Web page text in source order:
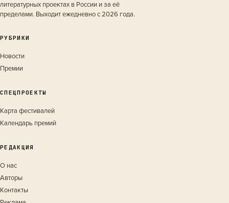
литературных проектах в России и за её
пределами. Выходит ежедневно с 2026 года.
РУБРИКИ
Новости
Премии
СПЕЦПРОЕКТЫ
Карта фестивалей
Календарь премий
РЕДАКЦИЯ
О нас
Авторы
Контакты